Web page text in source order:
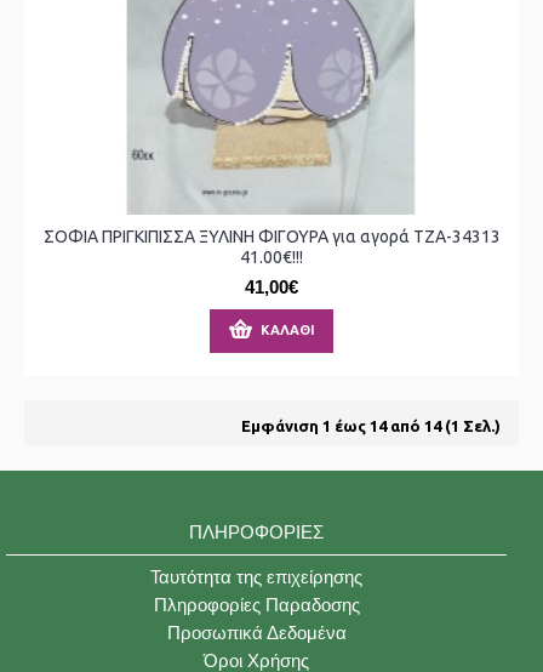
ΣΟΦΙΑ ΠΡΙΓΚΙΠΙΣΣΑ ΞΥΛΙΝΗ ΦΙΓΟΥΡΑ για αγορά ΤΖΑ-34313
41.00€!!!
41,00€
ΚΑΛΆΘΙ
Εμφάνιση 1 έως 14 από 14 (1 Σελ.)
ΠΛΗΡΟΦΟΡΊΕΣ
Ταυτότητα της επιχείρησης
Πληροφορίες Παραδοσης
Προσωπικά Δεδομένα
Όροι Χρήσης